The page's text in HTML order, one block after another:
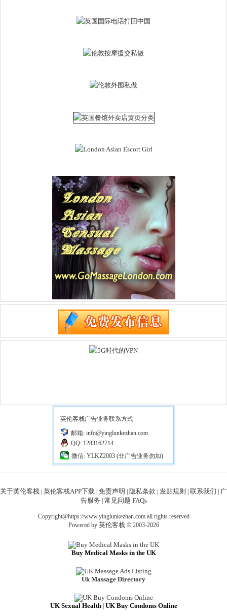
英伦客栈广告业务联系方式
邮箱: info@yinglunkezhan.com
QQ: 1283162714
微信: YLKZ2003 (非广告业务勿加)
关于英伦客栈 英伦客栈APP下载 免责声明 隐私条款 发贴规则 联系我们
广
告服务 常见问题 FAQs
Copyright@https://www.yinglunkezhan.com all rights reserved
Powered by 英伦客栈 © 2003-2026
Buy Medical Masks in the UK
Uk Massage Directory
UK Sexual Health| UK Buy Condoms Online